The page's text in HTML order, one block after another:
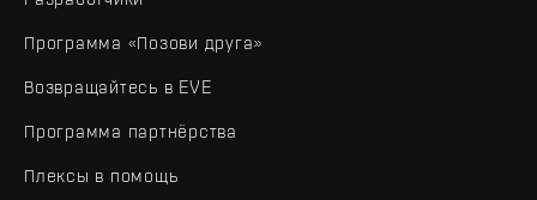
Программа «Позови друга»
Возвращайтесь в EVE
Программа партнёрства
Плексы в помощь